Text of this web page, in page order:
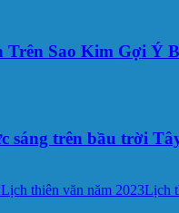
Trên Sao Kim Gợi Ý
sáng trên bầu trời
Lịch thiên văn năm 2023Lịch